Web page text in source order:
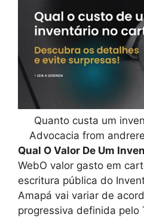
Quanto custa um
Advocacia from
Qual O Valor De Um
WebO valor gasto em
escritura pública do
Amapá vai variar de
progressiva definida pelo